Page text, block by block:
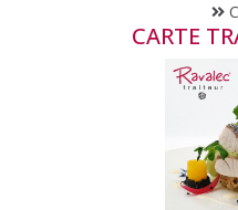
CARTE